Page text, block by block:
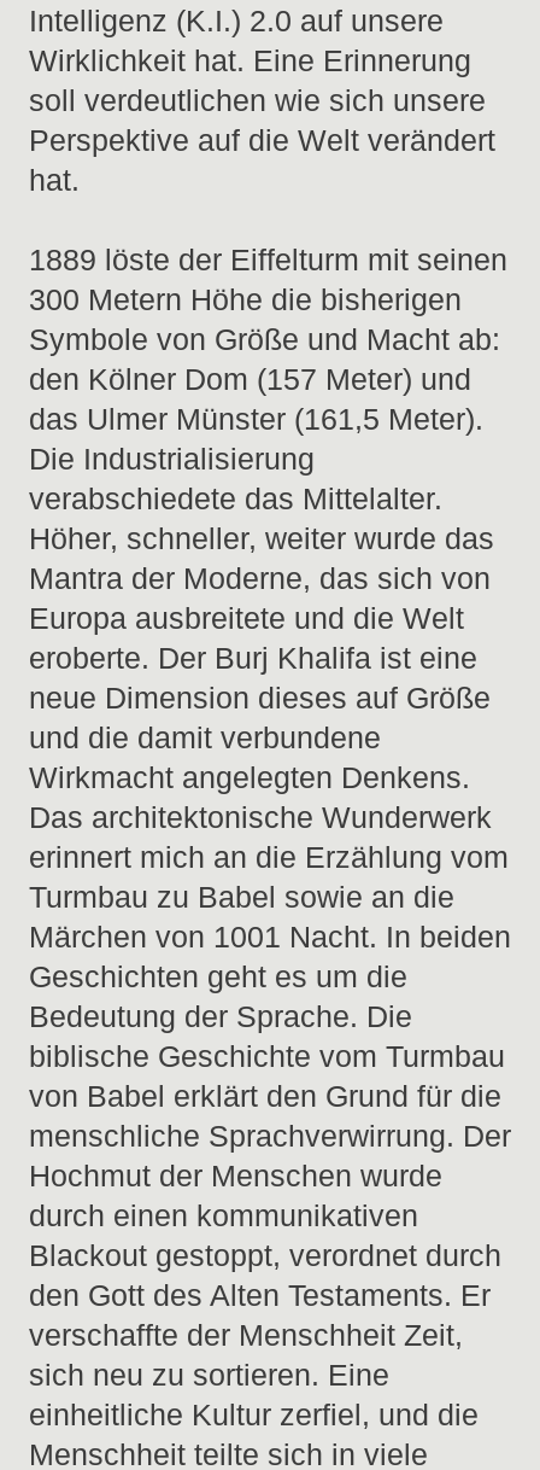
Intelligenz (K.I.) 2.0 auf unsere
Wirklichkeit hat. Eine Erinnerung
soll verdeutlichen wie sich unsere
Perspektive auf die Welt verändert
hat.
1889 löste der Eiffelturm mit seinen
300 Metern Höhe die bisherigen
Symbole von Größe und Macht ab:
den Kölner Dom (157 Meter) und
das Ulmer Münster (161,5 Meter).
Die Industrialisierung
verabschiedete das Mittelalter.
Höher, schneller, weiter wurde das
Mantra der Moderne, das sich von
Europa ausbreitete und die Welt
eroberte. Der Burj Khalifa ist eine
neue Dimension dieses auf Größe
und die damit verbundene
Wirkmacht angelegten Denkens.
Das architektonische Wunderwerk
erinnert mich an die Erzählung vom
Turmbau zu Babel sowie an die
Märchen von 1001 Nacht. In beiden
Geschichten geht es um die
Bedeutung der Sprache. Die
biblische Geschichte vom Turmbau
von Babel erklärt den Grund für die
menschliche Sprachverwirrung. Der
Hochmut der Menschen wurde
durch einen kommunikativen
Blackout gestoppt, verordnet durch
den Gott des Alten Testaments. Er
verschaffte der Menschheit Zeit,
sich neu zu sortieren. Eine
einheitliche Kultur zerfiel, und die
Menschheit teilte sich in viele